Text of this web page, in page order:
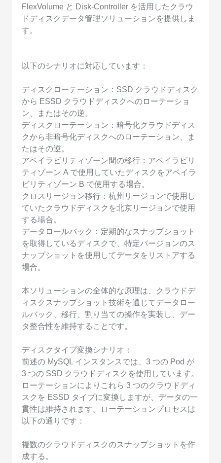
FlexVolume と Disk-Controller を活用したクラウ
ドディスクデータ管理ソリューションを提供しま
す。
以下のシナリオに対応しています：
ディスクローテーション：SSD クラウドディスク
から ESSD クラウドディスクへのローテーショ
ン、またはその逆。
ディスクローテーション：暗号化クラウドディス
クから非暗号化ディスクへのローテーション、ま
たはその逆。
アベイラビリティゾーン間の移行：アベイラビリ
ティゾーン A で使用していたディスクをアベイラ
ビリティゾーン B で使用する場合。
クロスリージョン移行：杭州リージョンで使用し
ていたクラウドディスクを北京リージョンで使用
する場合。
データロールバック：定期的なスナップショット
を取得しているディスクで、特定バージョンのス
ナップショットを使用してデータをリストアする
場合。
本ソリューションの全体的な原理は、クラウドデ
ィスクスナップショット技術を通じてデータロー
ルバック、移行、割り当ての操作を実装し、デー
タ整合性を維持することです。
ディスクタイプ変換シナリオ：
前述の MySQL インスタンスでは、3 つの Pod が
3 つの SSD クラウドディスクを使用しています。
ローテーションによりこれら 3 つのクラウドディ
スクを ESSD タイプに変換しますが、データの一
貫性は維持されます。ローテーションプロセスは
以下の通りです：
複数のクラウドディスクのスナップショットを作
成する。